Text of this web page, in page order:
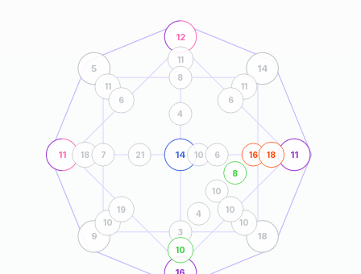
11
12
11
14
5 14
9 18
3
4
10
8
16
18
11
18
10
7
8
10 6
21
4
11
6
11
6
10
19
10
10